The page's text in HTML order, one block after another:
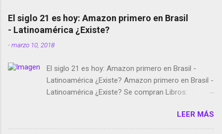
El siglo 21 es hoy: Amazon primero en Brasil
- Latinoamérica ¿Existe?
-marzo 10, 2018
El siglo 21 es hoy: Amazon primero en Brasil -
Latinoamérica ¿Existe? Amazon primero en Brasil -
Latinoamérica ¿Existe? Se compran Libros:
temporada de Black Mirror Twitter deja de verificar
cuentas Responden los fotógrafos Brian May y el
LEER MÁS